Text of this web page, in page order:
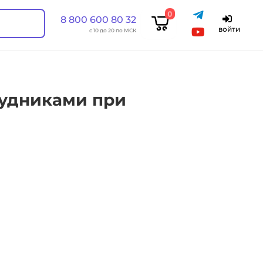
8 800 600 80 32
с 10 до 20 по МСК
0
войти
при